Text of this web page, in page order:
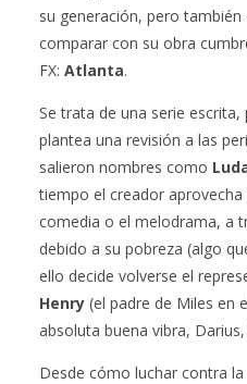
su generación, pero
comparar con su obra
FX: Atlanta.
Se trata de una serie
plantea una revisión a las
salieron nombres como
tiempo el creador
comedia o el melodrama, a
debido a su pobreza (algo
ello decide volverse el
Henry (el padre de Miles en
absoluta buena vibra,
Desde cómo luchar contra